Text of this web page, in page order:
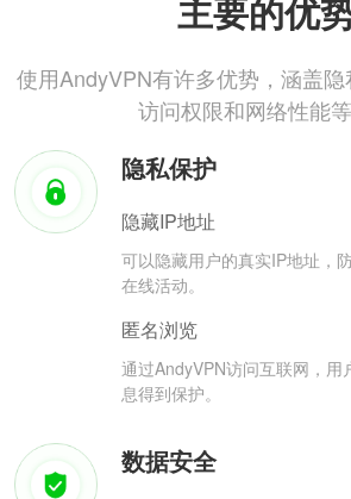
主要的优
使用AndyVPN有许多优势，涵盖隐
访问权限和网络性能
隐私保护
隐藏IP地址
可以隐藏用户的真实IP地址，
在线活动。
匿名浏览
通过AndyVPN访问互联网，用
息得到保护。
数据安全